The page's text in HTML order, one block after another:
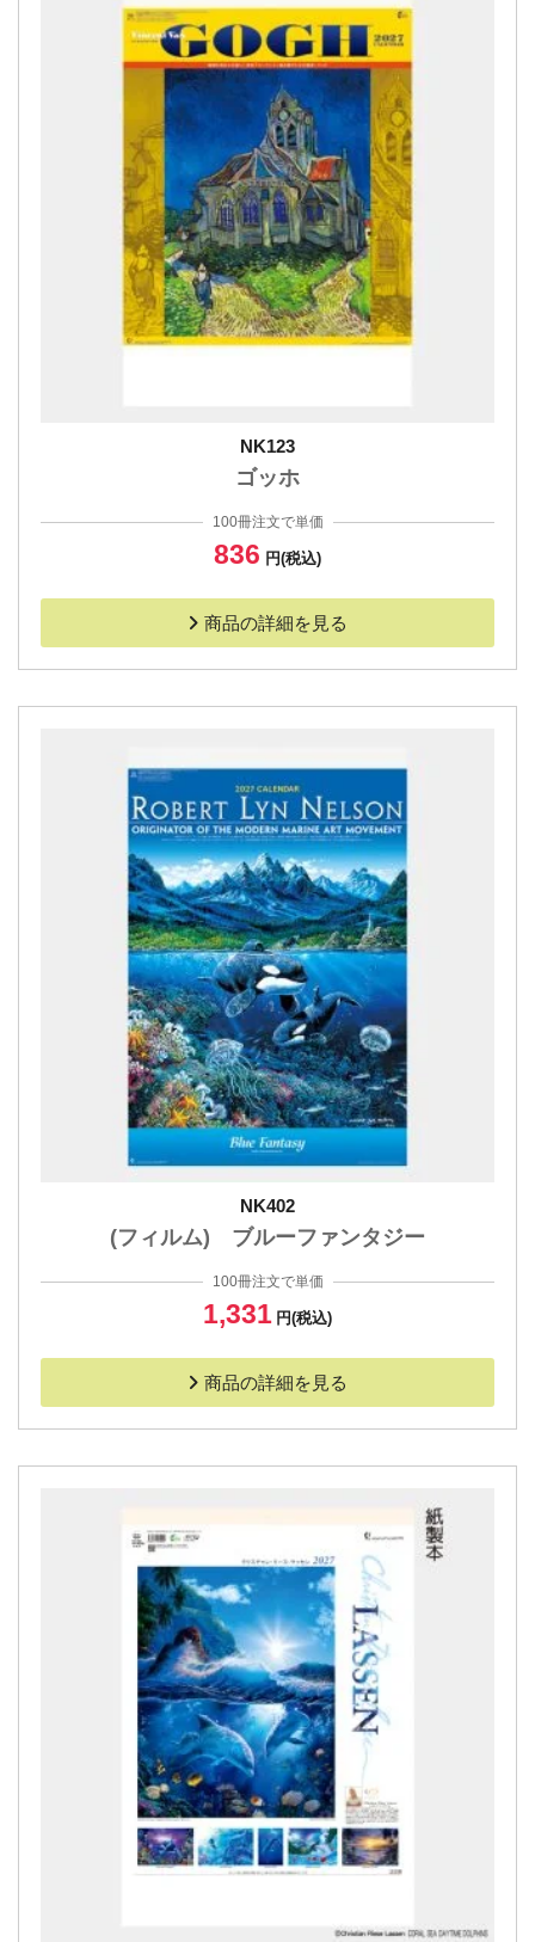
NK123
ゴッホ
100冊注文で単価
836 円(税込)
商品の詳細を見る
NK402
(フィルム) ブルーファンタジー
100冊注文で単価
1,331 円(税込)
商品の詳細を見る